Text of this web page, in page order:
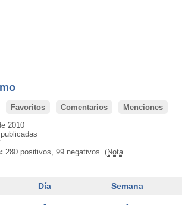
Favoritos Comentarios
Menciones
2010
280 positivos, 99 negativos. (Nota
Día Semana